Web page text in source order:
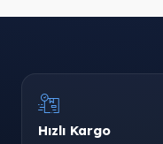
Hızlı Kargo